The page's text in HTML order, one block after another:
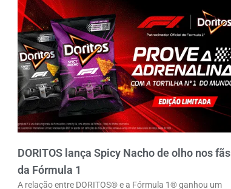
DORITOS lança Spicy Nacho de olho nos fãs
da Fórmula 1
A relação entre DORITOS® e a Fórmula 1® ganhou um